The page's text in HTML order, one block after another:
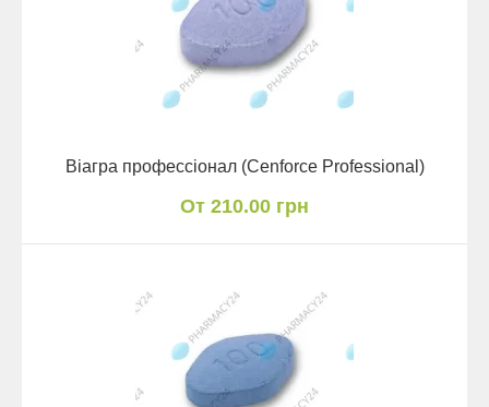
Віагра профессіонал (Cenforce Professional)
От 210.00 грн